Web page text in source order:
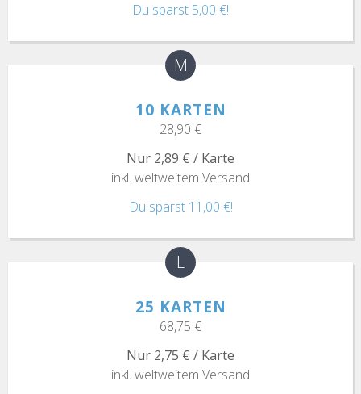
Du sparst 5,00 €!
10 KARTEN
M
28,90 €
Nur 2,89 € / Karte
inkl. weltweitem Versand
Du sparst 11,00 €!
25 KARTEN
L
68,75 €
Nur 2,75 € / Karte
inkl. weltweitem Versand